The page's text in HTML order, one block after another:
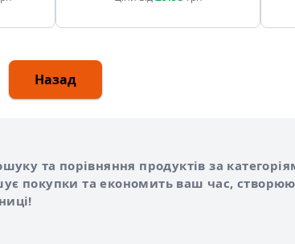
Назад
та порівняння продуктів за
покупки та економить ваш час,